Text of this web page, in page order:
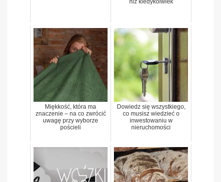
niż kiedykolwiek
Miękkość, która ma
znaczenie – na co zwrócić
uwagę przy wyborze
pościeli
Dowiedz się wszystkiego,
co musisz wiedzieć o
inwestowaniu w
nieruchomości